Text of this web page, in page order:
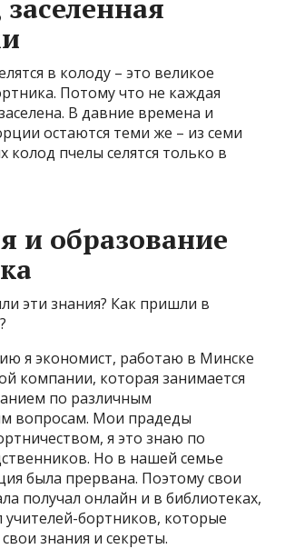
в колоду – это великое
Потому что не каждая
В давние времена и
остаются теми же – из семи
колод пчелы селятся только в
и образование
эти знания? Как пришли в
я экономист, работаю в Минске
компании, которая занимается
по различным
вопросам. Мои прадеды
я это знаю по
Но в нашей семье
была прервана. Поэтому свои
получал онлайн и в библиотеках,
учителей-бортников, которые
знания и секреты.